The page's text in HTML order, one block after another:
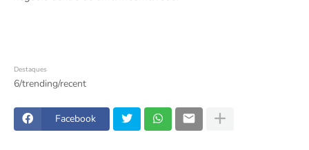
Destaques
6/trending/recent
Facebook